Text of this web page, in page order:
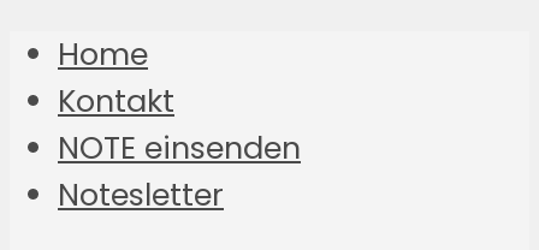
Home
Kontakt
NOTE einsenden
Notesletter